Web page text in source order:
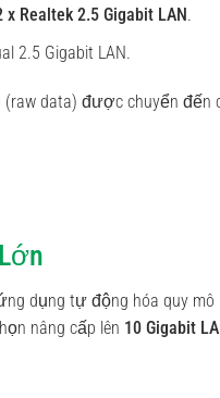
x Realtek 2.5 Gigabit LAN.
2.5 Gigabit LAN.
(raw data) được chuyển đến
dụng tự động hóa quy mô
nâng cấp lên 10 Gigabit